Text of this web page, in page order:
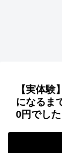
【実体
になるま
0円でした